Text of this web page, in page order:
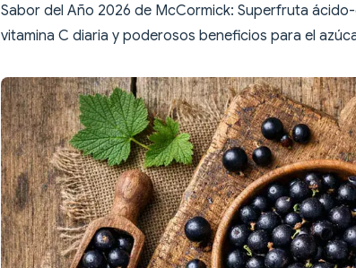
Sabor del Año 2026 de McCormick: Superfruta
vitamina C diaria y poderosos beneficios para el